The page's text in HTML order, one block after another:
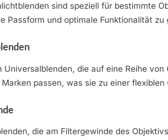
sind speziell für bestimmte
Passform und optimale Funktionalität zu
Universalblenden, die auf eine Reihe
Marken passen, was sie zu einer flexiblen
die am Filtergewinde des